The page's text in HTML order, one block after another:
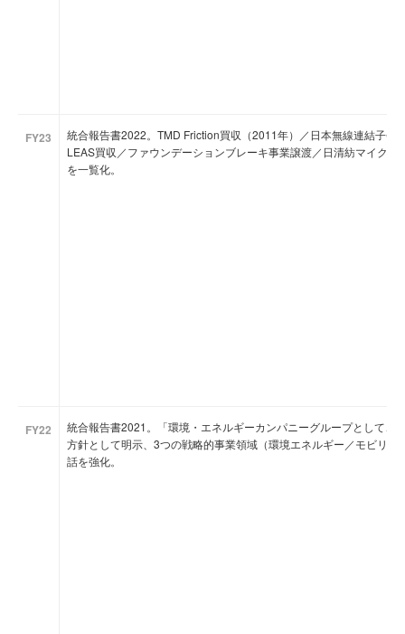
FY23
統合報告書2022。TMD Friction買収（2011年）／日本無線連結子会
LEAS買収／ファウンデーションブレーキ事業譲渡／日清紡マイク
を一覧化。
FY22
統合報告書2021。「環境・エネルギーカンパニーグループとして、
方針として明示、3つの戦略的事業領域（環境エネルギー／モビリ
話を強化。